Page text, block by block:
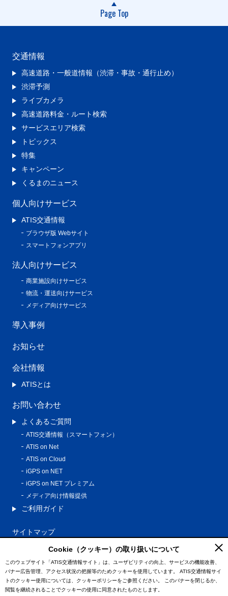
Page Top
交通情報
高速道路・一般道情報（渋滞・事故・通行止め）
渋滞予測
ライブカメラ
高速道路料金・ルート検索
サービスエリア検索
トピックス
特集
キャンペーン
くるまのニュース
個人向けサービス
ATIS交通情報
ブラウザ版 Webサイト
スマートフォンアプリ
法人向けサービス
商業施設向けサービス
物流・運送向けサービス
メディア向けサービス
導入事例
お知らせ
会社情報
ATISとは
お問い合わせ
よくあるご質問
ATIS交通情報（スマートフォン）
ATIS on Net
ATIS on Cloud
iGPS on NET
iGPS on NET プレミアム
メディア向け情報提供
ご利用ガイド
サイトマップ
プライバシーポリシー
利用規約
特定商取引法に基づく表記
情報の外部通信について
Cookie（クッキー）の取り扱いについて
このウェブサイト「ATIS交通情報サイト」は、ユーザビリティの向上、サービスの機能改善、
バナー広告管理、アクセス状況の把握等のためクッキーを使用しています。
ATIS交通情報サイ
トのクッキー使用については、クッキーポリシーをご参照ください。
このバナーを閉じるか、
閲覧を継続されることでクッキーの使用に同意されたものとします。